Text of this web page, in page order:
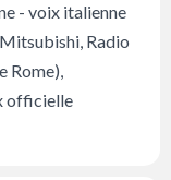
- voix italienne
Radio
Rome),
officielle